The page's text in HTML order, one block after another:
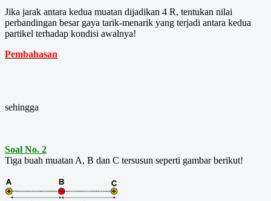
Jika jarak antara kedua muatan dijadikan 4 R, tentukan nilai
perbandingan besar gaya tarik-menarik yang terjadi antara kedua
partikel terhadap kondisi awalnya!
Pembahasan
sehingga
Soal No. 2
Tiga buah muatan A, B dan C tersusun seperti gambar berikut!